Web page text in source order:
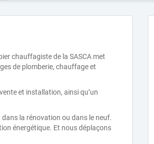
chauffagiste de la SASCA met
de plomberie, chauffage et
et installation, ainsi qu’un
la rénovation ou dans le neuf.
énergétique. Et nous déplaçons